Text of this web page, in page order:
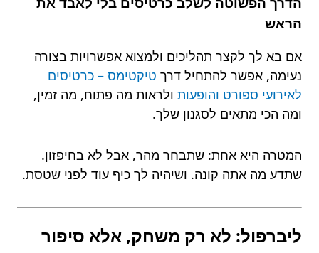
הראש
אם בא לך לקצר תהליכים ולמצוא אפשרויות בצורה
נעימה, אפשר להתחיל דרך טיקטימס – כרטיסים
לאירועי ספורט והופעות ולראות מה פתוח, מה זמין,
ומה הכי מתאים לסגנון שלך.
המטרה היא אחת: שתבחר מהר, אבל לא בחיפזון.
שתדע מה אתה קונה. ושיהיה לך כיף עוד לפני שטסת.
ליברפול: לא רק משחק, אלא סיפור